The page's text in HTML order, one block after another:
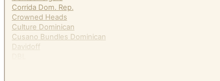
Corrida Dom. Rep.
Crowned Heads
Culture Dominican
Cusano Bundles Dominican
Davidoff